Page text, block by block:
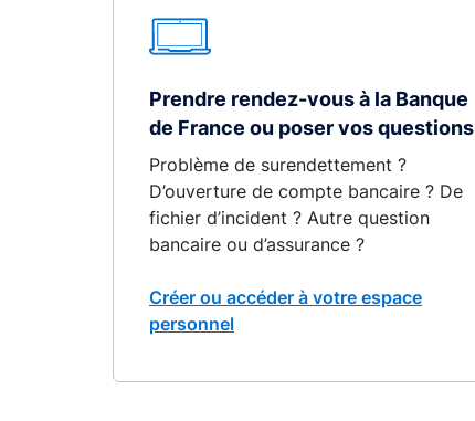
Prendre rendez-vous à la Banque
de France ou poser vos questions
Problème de surendettement ?
D’ouverture de compte bancaire ? De
fichier d’incident ? Autre question
bancaire ou d’assurance ?
Créer ou accéder à votre espace
personnel